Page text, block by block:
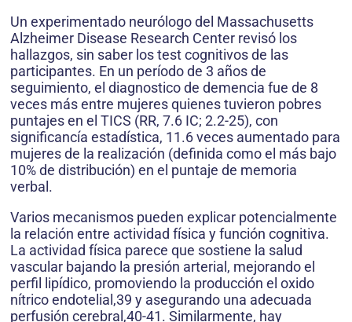
Un experimentado neurólogo del Massachusetts
Alzheimer Disease Research Center revisó los
hallazgos, sin saber los test cognitivos de las
participantes. En un período de 3 años de
seguimiento, el diagnostico de demencia fue de 8
veces más entre mujeres quienes tuvieron pobres
puntajes en el TICS (RR, 7.6 IC; 2.2-25), con
significancía estadística, 11.6 veces aumentado para
mujeres de la realización (definida como el más bajo
10% de distribución) en el puntaje de memoria
verbal.
Varios mecanismos pueden explicar potencialmente
la relación entre actividad física y función cognitiva.
La actividad física parece que sostiene la salud
vascular bajando la presión arterial, mejorando el
perfil lipídico, promoviendo la producción el oxido
nítrico endotelial,39 y asegurando una adecuada
perfusión cerebral,40-41. Similarmente, hay